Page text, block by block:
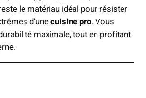
le matériau idéal pour résister
d’unecuisine pro. Vous
maximale, tout en profitant